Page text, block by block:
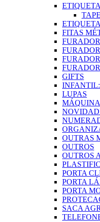
FITAS
GIFTS
LUPAS
OUTRAS
OUTROS
OUTROS
PORTA
PORTA
PORTA
SACA